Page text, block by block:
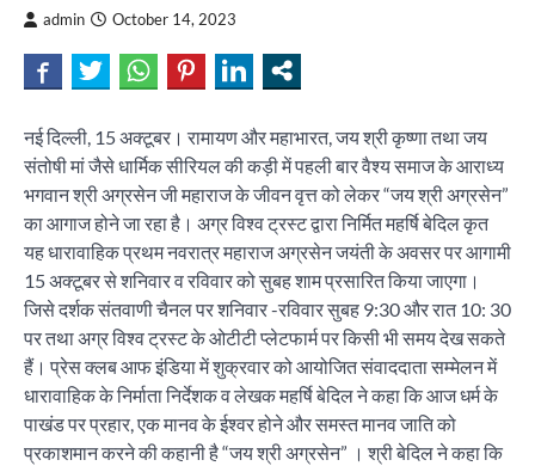
admin October 14, 2023
नई दिल्ली, 15 अक्टूबर। रामायण और महाभारत, जय श्री कृष्णा तथा जय
संतोषी मां जैसे धार्मिक सीरियल की कड़ी में पहली बार वैश्य समाज के आराध्य
भगवान श्री अग्रसेन जी महाराज के जीवन वृत्त को लेकर “जय श्री अग्रसेन”
का आगाज होने जा रहा है। अग्र विश्व ट्रस्ट द्वारा निर्मित महर्षि बेदिल कृत
यह धारावाहिक प्रथम नवरात्र महाराज अग्रसेन जयंती के अवसर पर आगामी
15 अक्टूबर से शनिवार व रविवार को सुबह शाम प्रसारित किया जाएगा।‌
जिसे दर्शक संतवाणी चैनल पर शनिवार -रविवार सुबह 9:30 और रात 10: 30
पर तथा अग्र विश्व ट्रस्ट के ओटीटी प्लेटफार्म पर किसी भी समय देख सकते
हैं। प्रेस क्लब आफ इंडिया में शुक्रवार को आयोजित संवाददाता सम्मेलन में
धारावाहिक के निर्माता निर्देशक व‌ लेखक महर्षि बेदिल ने कहा कि आज धर्म के
पाखंड पर प्रहार, एक मानव के ईश्वर होने और समस्त मानव जाति को
प्रकाशमान करने की कहानी है “जय श्री अग्रसेन” । श्री बेदिल ने कहा कि